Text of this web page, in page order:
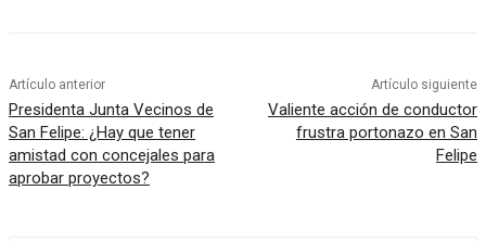
Artículo anterior
Presidenta Junta Vecinos de
San Felipe: ¿Hay que tener
amistad con concejales para
aprobar proyectos?
Artículo siguiente
Valiente acción de conductor
frustra portonazo en San
Felipe